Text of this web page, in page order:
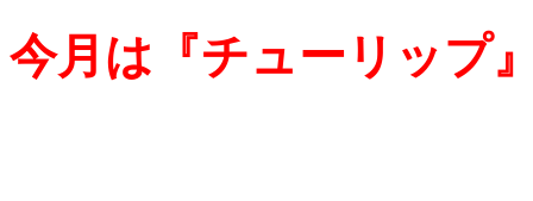
今月は『チューリップ